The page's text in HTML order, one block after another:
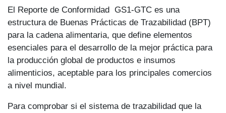
El Reporte de Conformidad GS1-GTC es una
estructura de Buenas Prácticas de Trazabilidad (BPT)
para la cadena alimentaria, que define elementos
esenciales para el desarrollo de la mejor práctica para
la producción global de productos e insumos
alimenticios, aceptable para los principales comercios
a nivel mundial.
Para comprobar si el sistema de trazabilidad que la